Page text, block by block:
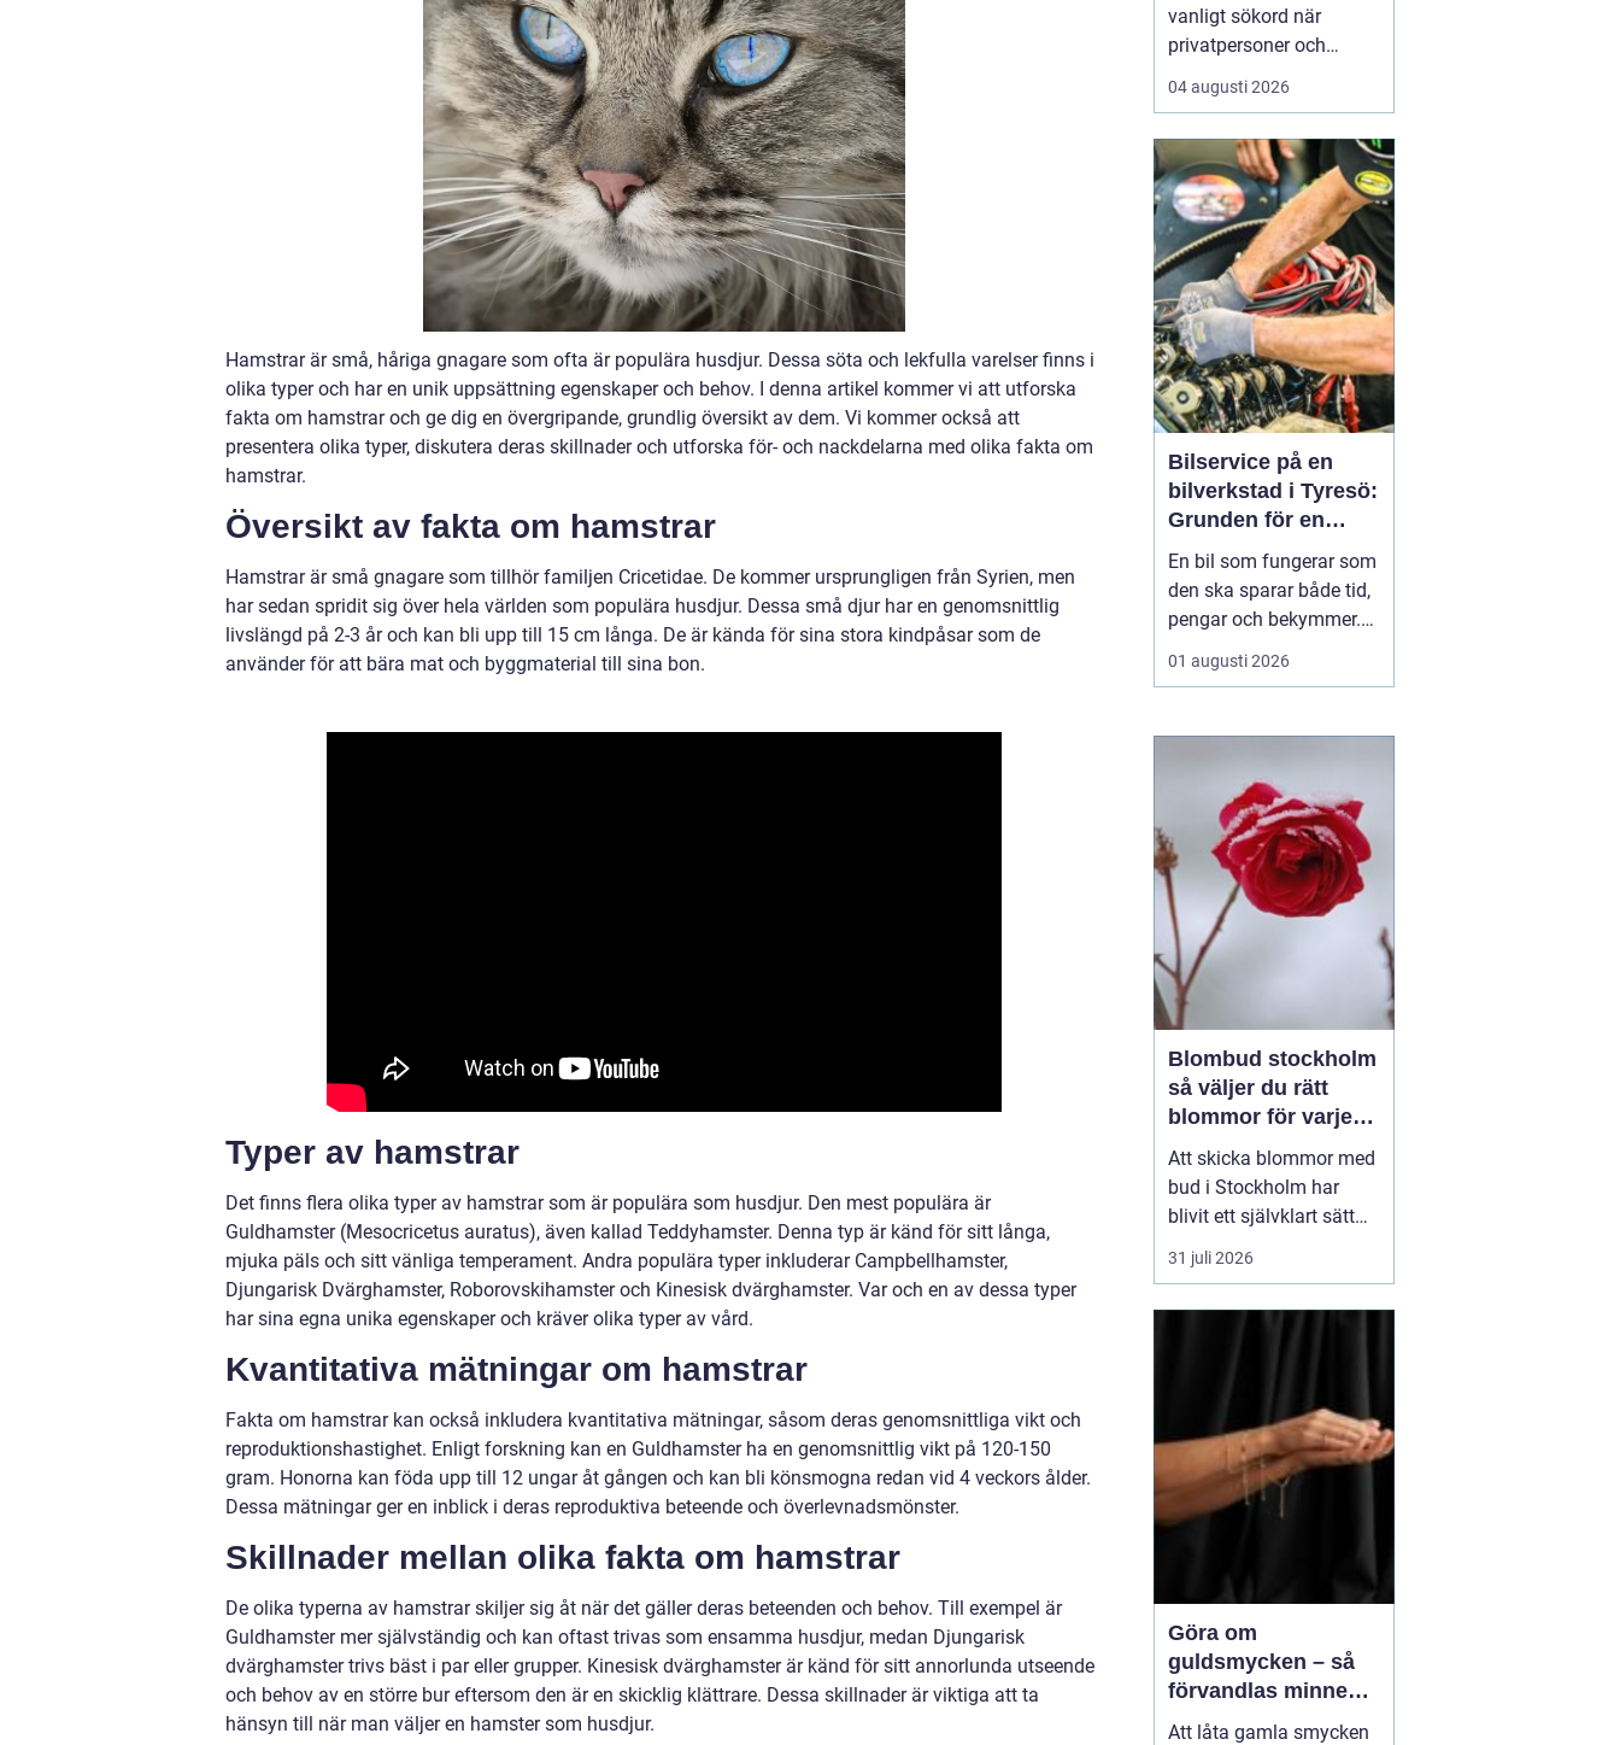
Hamstrar är små, håriga gnagare som ofta är populära husdjur. Dessa söta och lekfulla varelser finns i
olika typer och har en unik uppsättning egenskaper och behov. I denna artikel kommer vi att utforska
fakta om hamstrar och ge dig en övergripande, grundlig översikt av dem. Vi kommer också att
presentera olika typer, diskutera deras skillnader och utforska för- och nackdelarna med olika fakta om
hamstrar.
Översikt av fakta om hamstrar
Hamstrar är små gnagare som tillhör familjen Cricetidae. De kommer ursprungligen från Syrien, men
har sedan spridit sig över hela världen som populära husdjur. Dessa små djur har en genomsnittlig
livslängd på 2-3 år och kan bli upp till 15 cm långa. De är kända för sina stora kindpåsar som de
använder för att bära mat och byggmaterial till sina bon.
Typer av hamstrar
Det finns flera olika typer av hamstrar som är populära som husdjur. Den mest populära är
Guldhamster (Mesocricetus auratus), även kallad Teddyhamster. Denna typ är känd för sitt långa,
mjuka päls och sitt vänliga temperament. Andra populära typer inkluderar Campbellhamster,
Djungarisk Dvärghamster, Roborovskihamster och Kinesisk dvärghamster. Var och en av dessa typer
har sina egna unika egenskaper och kräver olika typer av vård.
Kvantitativa mätningar om hamstrar
Fakta om hamstrar kan också inkludera kvantitativa mätningar, såsom deras genomsnittliga vikt och
reproduktionshastighet. Enligt forskning kan en Guldhamster ha en genomsnittlig vikt på 120-150
gram. Honorna kan föda upp till 12 ungar åt gången och kan bli könsmogna redan vid 4 veckors ålder.
Dessa mätningar ger en inblick i deras reproduktiva beteende och överlevnadsmönster.
Skillnader mellan olika fakta om hamstrar
De olika typerna av hamstrar skiljer sig åt när det gäller deras beteenden och behov. Till exempel är
Guldhamster mer självständig och kan oftast trivas som ensamma husdjur, medan Djungarisk
dvärghamster trivs bäst i par eller grupper. Kinesisk dvärghamster är känd för sitt annorlunda utseende
och behov av en större bur eftersom den är en skicklig klättrare. Dessa skillnader är viktiga att ta
hänsyn till när man väljer en hamster som husdjur.
vanligt sökord när
privatpersoner och
företag behöver hjälp
med värme, vatten och
Många undrar vad som
skiljer en seriös vvs
partner från en tillfällig
lösning, hur en
installation bör gå till
och vilka...
04 augusti 2026
Bilservice på en
bilverkstad i Tyresö:
Grunden för en
trygg och hållbar
bilvardag
En bil som fungerar som
den ska sparar både tid,
pengar och bekymmer.
För många förare blir
servicefrågan ändå
tills en varningslampa
känns fel. Ge...
01 augusti 2026
Blombud stockholm
så väljer du rätt
blommor för varje
tillfälle
Att skicka blommor med
bud i Stockholm har
blivit ett självklart sätt
att visa omtanke, fira
stora händelser eller
svårt att formulera i ord.
sekunder, oavsett om
mottagaren befinner sig
på konto...
31 juli 2026
Göra om
guldsmycken – så
förvandlas minnen
till nya favoriter
Att låta gamla smycken